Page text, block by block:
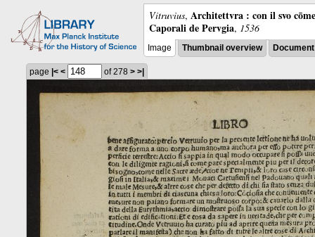
Vitruvius, Architettvra : con il svo
Caporali de Pervgia, 1536
Image Thumbnail overview
page |< < of 278 > >|